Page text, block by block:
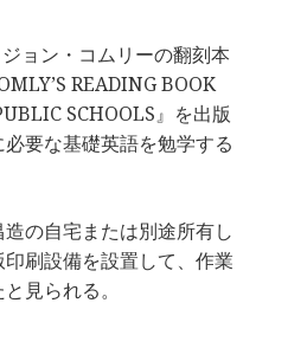
ョン・コムリーの翻刻本
READING BOOK
SCHOOLS』を出版
要な基礎英語を勉学する
の自宅または別途所有し
刷設備を設置して、作業
見られる。